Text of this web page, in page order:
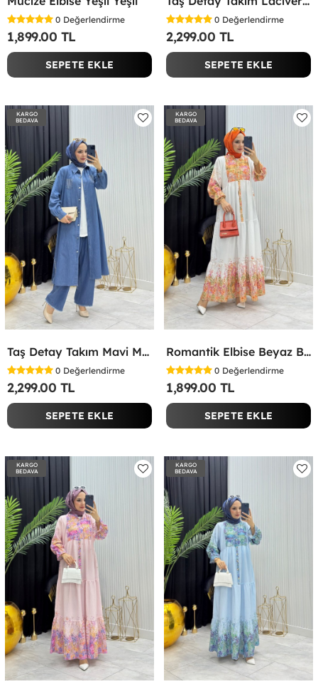
0 Değerlendirme
1,899.00 TL
SEPETE EKLE
0 Değerlendirme
2,299.00 TL
SEPETE EKLE
KARGO
BEDAVA
Taş Detay Takım Mavi Mavi
0 Değerlendirme
2,299.00 TL
SEPETE EKLE
KARGO
BEDAVA
Romantik Elbise Beyaz Beyaz
0 Değerlendirme
1,899.00 TL
SEPETE EKLE
KARGO
BEDAVA
KARGO
BEDAVA